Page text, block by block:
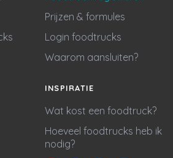
Prijzen & formules
Login foodtrucks
Waarom aansluiten?
INSPIRATIE
Wat kost een foodtruck?
Hoeveel foodtrucks heb ik
nodig?